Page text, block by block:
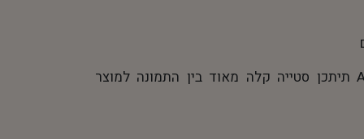
*התמונה נוצרה באמצעות AI תיתכן סטייה קלה מאוד בין התמונה למוצר